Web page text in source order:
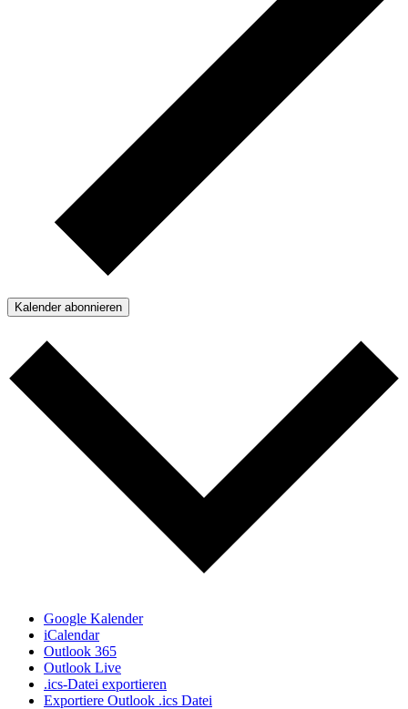
Kalender abonnieren
Google Kalender
iCalendar
Outlook 365
Outlook Live
.ics-Datei exportieren
Exportiere Outlook .ics Datei